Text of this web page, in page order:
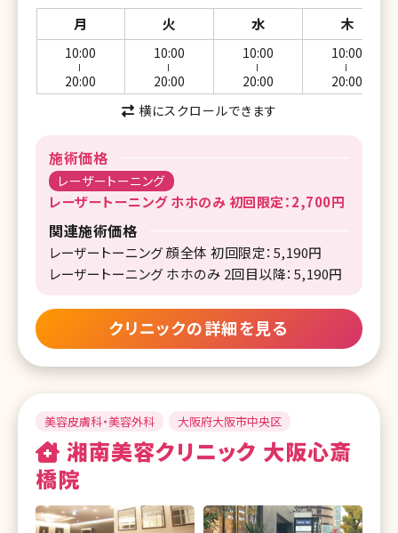
月
火 水 木
10:00
20:00
10:00
20:00
10:00
20:00
10:00
20:00
横にスクロールできます
施術価格
レーザートーニング
レーザートーニング ホホのみ 初回限定：2,700円
関連施術価格
レーザートーニング 顔全体 初回限定：5,190円
レーザートーニング ホホのみ 2回目以降：5,190円
クリニックの詳細を見る
美容皮膚科・美容外科 大阪府大阪市中央区
湘南美容クリニック 大阪心斎
橋院